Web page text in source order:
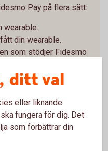
Pay på flera sätt:
wearable.
din wearable.
som stödjer Fidesmo
– Installera
Google Play eller
i appen genom
inte redan gjort det i
ditt val
eller liknande
fungera för dig. Det
som förbättrar din